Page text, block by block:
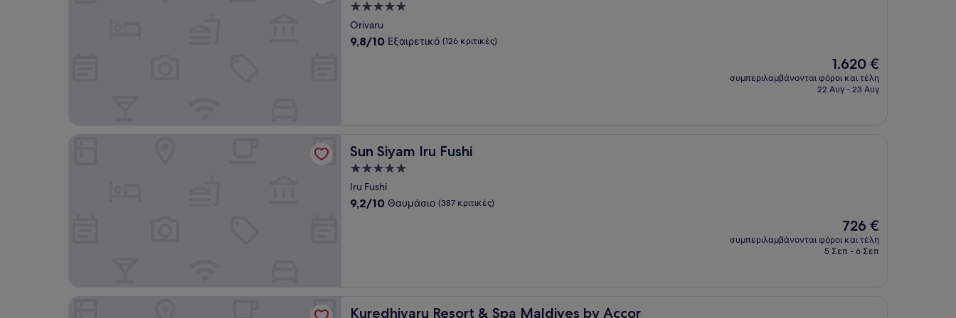
Κατάλυμα
με
5.0
Orivaru
9.8
9,8/10 Εξαιρετικό (126 κριτικές)
Η
τιμή
είναι
1.620 €
συμπεριλαμβάνονται φόροι και τέλη
22 Αυγ - 23 Αυγ
Sun Siyam Iru Fushi
Sun Siyam Iru Fushi
Κατάλυμα
με
5.0
Iru Fushi
9.2
9,2/10 Θαυμάσιο (387 κριτικές)
Η
τιμή
είναι
726 €
συμπεριλαμβάνονται φόροι και τέλη
5 Σεπ - 6 Σεπ
Kuredhivaru Resort & Spa Maldives by Accor
Kuredhivaru Resort & Spa Maldives by Accor